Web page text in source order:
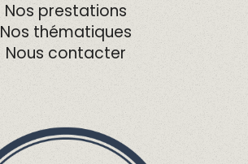
Nos prestations
Nos thématiques
Nous contacter